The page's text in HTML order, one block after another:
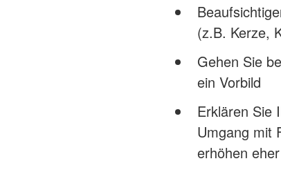
(z.B. Kerze,
Gehen Sie
ein Vorbild
Erklären Sie
Umgang mit
erhöhen